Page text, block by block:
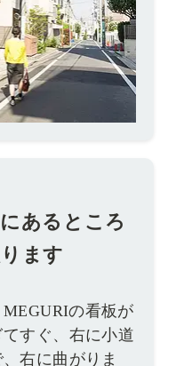
あるところ
ます
の看板が
すぐ、右に小道
右に曲がりま